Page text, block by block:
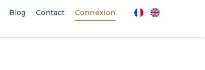
Blog Contact Connexion